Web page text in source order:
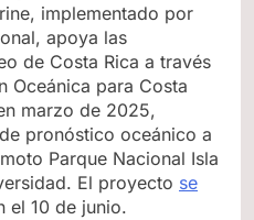
implementado por
apoya las
de Costa Rica a través
Oceánica para Costa
marzo de 2025,
pronóstico oceánico a
Parque Nacional Isla
El proyecto se
el 10 de junio.